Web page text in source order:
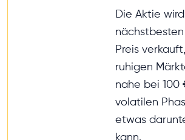
Die Aktie
Preis
ruhigen
nahe bei 100
volatilen
etwas
kann.